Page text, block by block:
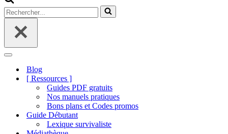
Rechercher...
Menu
navigation
Blog
[ Ressources ]
Guides PDF gratuits
Nos manuels pratiques
Bons plans et Codes promos
Guide Débutant
Lexique survivaliste